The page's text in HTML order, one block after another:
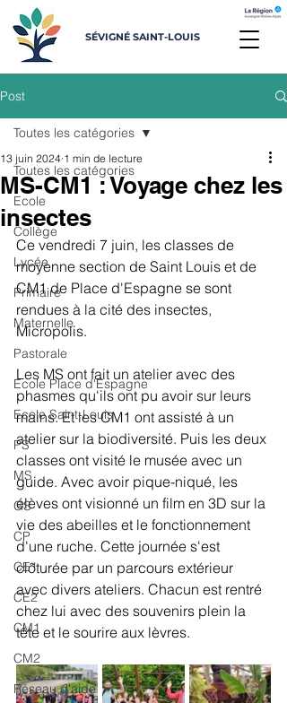
SÉVIGNÉ SAINT-LOUIS
Post
Toutes les catégories
Ecole
Collège
Lycée
Primaire
Maternelle
Pastorale
Ecole Place d'Espagne
Ecole Saint-Louis
PS
MS
GS
CP
CE1
CE2
CM1
CM2
Réseau d'aide
Toutes les catégories
MS-CM1 : Voyage chez les
insectes
13 juin 2024 1 min de lecture
Ce vendredi 7 juin, les classes de
moyenne section de Saint Louis et de
CM1 de Place d'Espagne se sont
rendues à la cité des insectes,
Micropolis.
Les MS ont fait un atelier avec des
phasmes qu'ils ont pu avoir sur leurs
mains. Et les CM1 ont assisté à un
atelier sur la biodiversité. Puis les deux
classes ont visité le musée avec un
guide. Avec avoir pique-niqué, les
élèves ont visionné un film en 3D sur la
vie des abeilles et le fonctionnement
d'une ruche. Cette journée s'est
clôturée par un parcours extérieur
avec divers ateliers. Chacun est rentré
chez lui avec des souvenirs plein la
tête et le sourire aux lèvres.